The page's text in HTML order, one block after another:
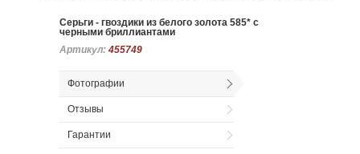
Серьги - гвоздики из белого золота 585* с
черными бриллиантами
Артикул: 455749
Артикул: 455749
Фотографии
Отзывы
Гарантии